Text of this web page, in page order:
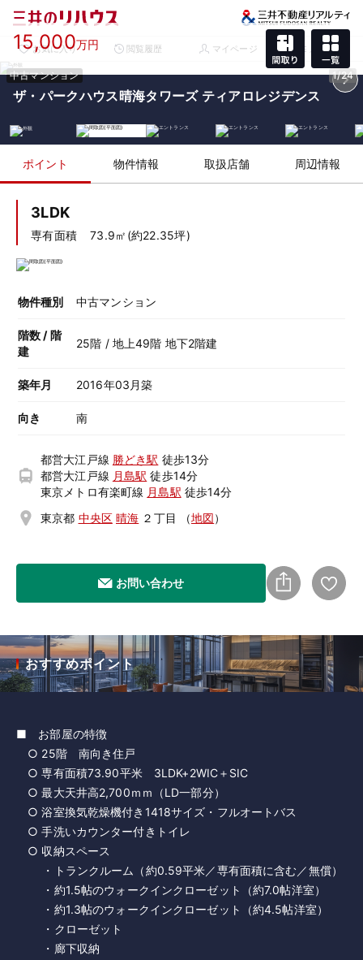
お気に入り 閲覧履歴 マイページ メニュー
中古マンション 1/24
15,000万円
ザ・パークハウス晴海タワーズ ティアロレジデンス
ポイント 物件情報 取扱店舗 周辺情報
3LDK
専有面積 73.9㎡(約22.35坪)
物件種別 中古マンション
階数 / 階
建
25階 / 地上49階 地下2階建
築年月 2016年03月築
向き 南
都営大江戸線 勝どき駅 徒歩13分
都営大江戸線 月島駅 徒歩14分
東京メトロ有楽町線 月島駅 徒歩14分
東京都 中央区 晴海 ２丁目 （地図）
お問い合わせ
おすすめポイント
■ お部屋の特徴
○ 25階 南向き住戸
○ 専有面積73.90平米 3LDK+2WIC＋SIC
○ 最大天井高2,700ｍｍ（LD一部分）
○ 浴室換気乾燥機付き1418サイズ・フルオートバス
○ 手洗いカウンター付きトイレ
○ 収納スペース
・トランクルーム（約0.59平米／専有面積に含む／無償）
・約1.5帖のウォークインクローゼット（約7.0帖洋室）
・約1.3帖のウォークインクローゼット（約4.5帖洋室）
・クローゼット
・廊下収納